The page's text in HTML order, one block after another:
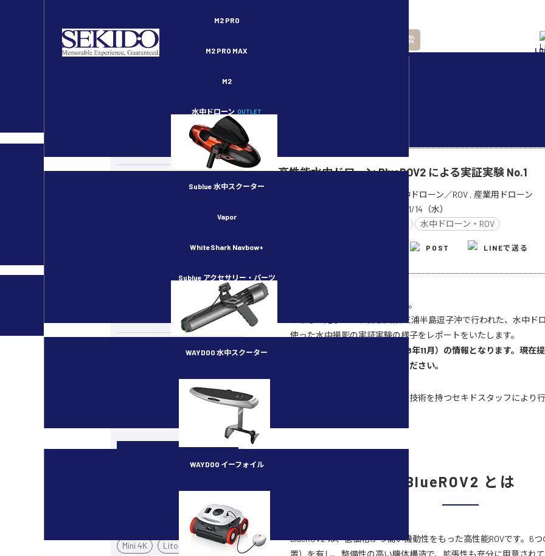
検索
M2 PRO
M2 PRO MAX
M2
水中ドローン OUTLET
Sublue 水中スクーター
Vapor
WhiteShark Navbow+
Sublue アクセサリー・パーツ
WAYDOO 水中スクーター
WAYDOO イーフォイル
スペシャルコンテンツ
Air 3S
Mini 3
Mini 4K
Lito X1
Lito 1
高性能水中ドローン BlueROV2 による実証実験 No.1
水中ドローン／ROV , 産業用ドローン
2018/11/14（水）
水中ドローン・ROV
POST LINEで送る
こんにちは！セキドの中島です。
こちらの記事では、神奈川県 三浦半島逗子沖で行われた、水中ド
使った水中撮影の実証実験の様子をレポートをいたします。
※本記事の内容は公開時（2018年11月）の情報となります。現在
場合がございますのでご了承ください。
実証実験は、選りすぐりの操縦技術を持つセキドスタッフにより行
BlueROV2 とは
BlueROV2 は、低価格かつ高い機動性をもった高性能ROVです。6
置）を有し、整備性の高い機体構造で、拡張性も充分に用意され